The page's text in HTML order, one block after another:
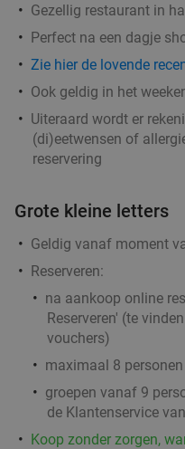
Gezellig restaurant in
Perfect na een dagje
Zie hier de lovende
Ook geldig in het
Uiteraard wordt er
(di)eetwensen of
reservering
Grote kleine letters
Geldig vanaf moment
Reserveren:
na aankoop online
Reserveren' (te
vouchers)
maximaal 8
groepen vanaf 9
de Klantenservice
Koop zonder zorgen,